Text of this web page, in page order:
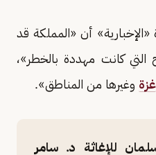
أن «المملكة قد
التي كانت مهددة بالخطر»،
غزة وغيرها من المناطق».
للإغاثة د. سامر